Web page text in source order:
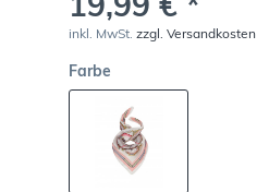
inkl. MwSt.zzgl. Versandkosten
Farbe